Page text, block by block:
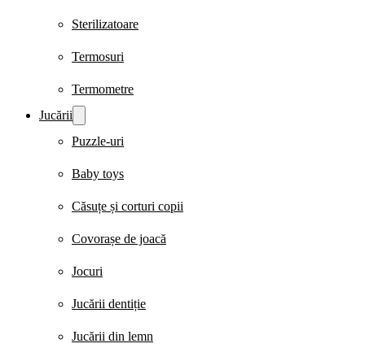
Sterilizatoare
Termosuri
Termometre
Jucării
Puzzle-uri
Baby toys
Căsuțe și corturi copii
Covorașe de joacă
Jocuri
Jucării dentiție
Jucării din lemn